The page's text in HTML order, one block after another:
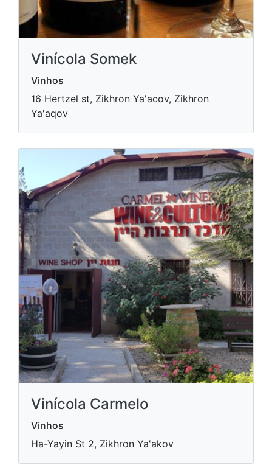
Vinícola Somek
Vinhos
16 Hertzel st, Zikhron Ya'acov, Zikhron
Ya'aqov
Vinícola Carmelo
Vinhos
Ha-Yayin St 2, Zikhron Ya'akov